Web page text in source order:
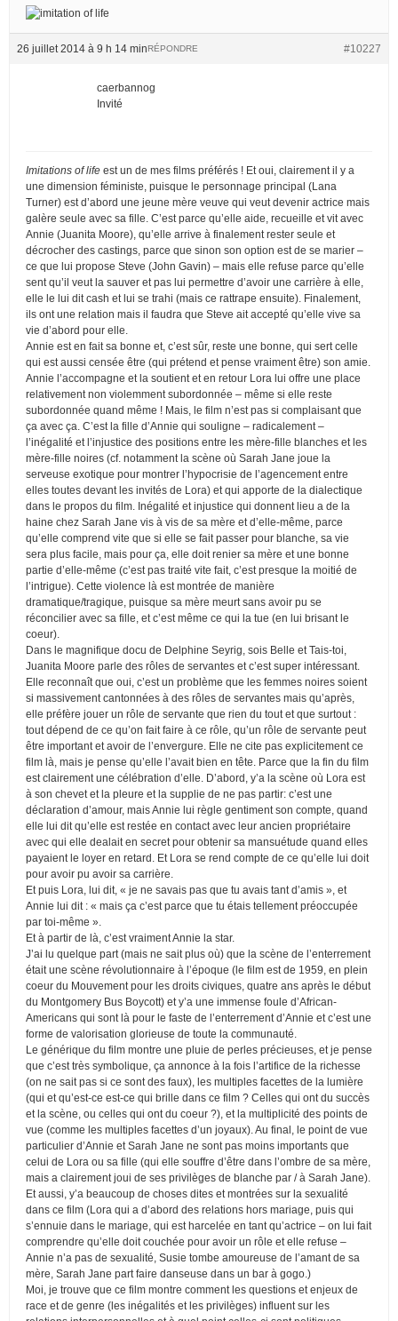
26 juillet 2014 à 9 h 14 min #10227
RÉPONDRE
caerbannog
Invité
Imitations of life est un de mes films préférés ! Et oui, clairement il y a
une dimension féministe, puisque le personnage principal (Lana
Turner) est d’abord une jeune mère veuve qui veut devenir actrice mais
galère seule avec sa fille. C’est parce qu’elle aide, recueille et vit avec
Annie (Juanita Moore), qu’elle arrive à finalement rester seule et
décrocher des castings, parce que sinon son option est de se marier –
ce que lui propose Steve (John Gavin) – mais elle refuse parce qu’elle
sent qu’il veut la sauver et pas lui permettre d’avoir une carrière à elle,
elle le lui dit cash et lui se trahi (mais ce rattrape ensuite). Finalement,
ils ont une relation mais il faudra que Steve ait accepté qu’elle vive sa
vie d’abord pour elle.
Annie est en fait sa bonne et, c’est sûr, reste une bonne, qui sert celle
qui est aussi censée être (qui prétend et pense vraiment être) son amie.
Annie l’accompagne et la soutient et en retour Lora lui offre une place
relativement non violemment subordonnée – même si elle reste
subordonnée quand même ! Mais, le film n’est pas si complaisant que
ça avec ça. C’est la fille d’Annie qui souligne – radicalement –
l’inégalité et l’injustice des positions entre les mère-fille blanches et les
mère-fille noires (cf. notamment la scène où Sarah Jane joue la
serveuse exotique pour montrer l’hypocrisie de l’agencement entre
elles toutes devant les invités de Lora) et qui apporte de la dialectique
dans le propos du film. Inégalité et injustice qui donnent lieu a de la
haine chez Sarah Jane vis à vis de sa mère et d’elle-même, parce
qu’elle comprend vite que si elle se fait passer pour blanche, sa vie
sera plus facile, mais pour ça, elle doit renier sa mère et une bonne
partie d’elle-même (c’est pas traité vite fait, c’est presque la moitié de
l’intrigue). Cette violence là est montrée de manière
dramatique/tragique, puisque sa mère meurt sans avoir pu se
réconcilier avec sa fille, et c’est même ce qui la tue (en lui brisant le
coeur).
Dans le magnifique docu de Delphine Seyrig, sois Belle et Tais-toi,
Juanita Moore parle des rôles de servantes et c’est super intéressant.
Elle reconnaît que oui, c’est un problème que les femmes noires soient
si massivement cantonnées à des rôles de servantes mais qu’après,
elle préfère jouer un rôle de servante que rien du tout et que surtout :
tout dépend de ce qu’on fait faire à ce rôle, qu’un rôle de servante peut
être important et avoir de l’envergure. Elle ne cite pas explicitement ce
film là, mais je pense qu’elle l’avait bien en tête. Parce que la fin du film
est clairement une célébration d’elle. D’abord, y’a la scène où Lora est
à son chevet et la pleure et la supplie de ne pas partir: c’est une
déclaration d’amour, mais Annie lui règle gentiment son compte, quand
elle lui dit qu’elle est restée en contact avec leur ancien propriétaire
avec qui elle dealait en secret pour obtenir sa mansuétude quand elles
payaient le loyer en retard. Et Lora se rend compte de ce qu’elle lui doit
pour avoir pu avoir sa carrière.
Et puis Lora, lui dit, « je ne savais pas que tu avais tant d’amis », et
Annie lui dit : « mais ça c’est parce que tu étais tellement préoccupée
par toi-même ».
Et à partir de là, c’est vraiment Annie la star.
J’ai lu quelque part (mais ne sait plus où) que la scène de l’enterrement
était une scène révolutionnaire à l’époque (le film est de 1959, en plein
coeur du Mouvement pour les droits civiques, quatre ans après le début
du Montgomery Bus Boycott) et y’a une immense foule d’African-
Americans qui sont là pour le faste de l’enterrement d’Annie et c’est une
forme de valorisation glorieuse de toute la communauté.
Le générique du film montre une pluie de perles précieuses, et je pense
que c’est très symbolique, ça annonce à la fois l’artifice de la richesse
(on ne sait pas si ce sont des faux), les multiples facettes de la lumière
(qui et qu’est-ce est-ce qui brille dans ce film ? Celles qui ont du succès
et la scène, ou celles qui ont du coeur ?), et la multiplicité des points de
vue (comme les multiples facettes d’un joyaux). Au final, le point de vue
particulier d’Annie et Sarah Jane ne sont pas moins importants que
celui de Lora ou sa fille (qui elle souffre d’être dans l’ombre de sa mère,
mais a clairement joui de ses privilèges de blanche par / à Sarah Jane).
Et aussi, y’a beaucoup de choses dites et montrées sur la sexualité
dans ce film (Lora qui a d’abord des relations hors mariage, puis qui
s’ennuie dans le mariage, qui est harcelée en tant qu’actrice – on lui fait
comprendre qu’elle doit couchée pour avoir un rôle et elle refuse –
Annie n’a pas de sexualité, Susie tombe amoureuse de l’amant de sa
mère, Sarah Jane part faire danseuse dans un bar à gogo.)
Moi, je trouve que ce film montre comment les questions et enjeux de
race et de genre (les inégalités et les privilèges) influent sur les